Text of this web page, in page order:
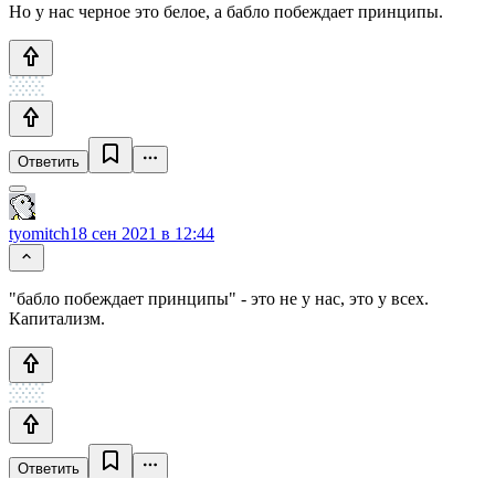
Но у нас черное это белое, а бабло побеждает принципы.
Ответить
tyomitch18 сен 2021 в 12:44
"бабло побеждает принципы" - это не у нас, это у всех.
Капитализм.
Ответить